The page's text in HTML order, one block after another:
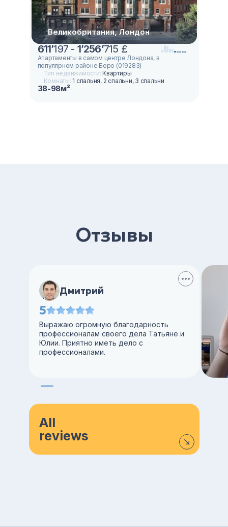
Великобритания, Лондон
611’197 - 1’256’715 £
Апартаменты в самом центре Лондона, в
популярном районе Боро (019283)
Тип недвижимости:Квартиры
Комнаты: 1 спальня, 2 спальни, 3 спальни
38-98м²
Отзывы
Дмитрий
5
Выражаю огромную благодарность
профессионалам своего дела Татьяне и
Юлии. Приятно иметь дело с
профессионалами.
All
reviews